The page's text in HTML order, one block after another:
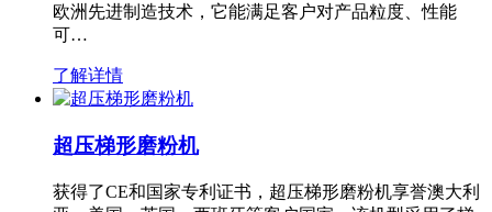
欧洲先进制造技术，它能满足客户对产品粒度、性能
可…
了解详情
超压梯形磨粉机
获得了CE和国家专利证书，超压梯形磨粉机享誉澳大利